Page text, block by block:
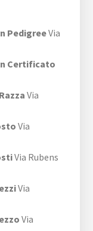
PedigreeVia
Certificato
Via
Via
Via Rubens
Via
Via